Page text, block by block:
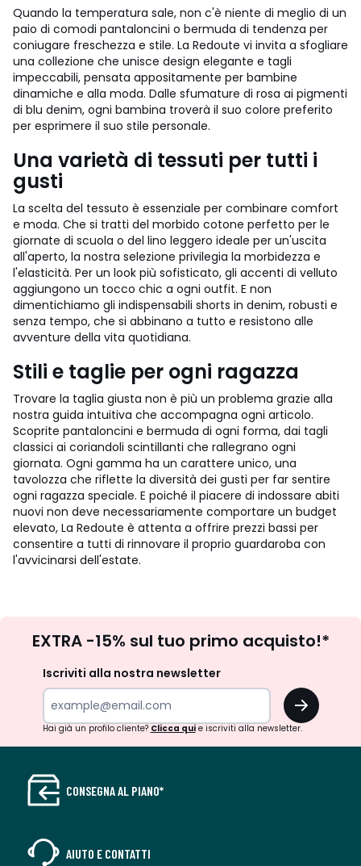
Quando la temperatura sale, non c'è niente di meglio di un
paio di comodi pantaloncini o bermuda di tendenza per
coniugare freschezza e stile. La Redoute vi invita a sfogliare
una collezione che unisce design elegante e tagli
impeccabili, pensata appositamente per bambine
dinamiche e alla moda. Dalle sfumature di rosa ai pigmenti
di blu denim, ogni bambina troverà il suo colore preferito
per esprimere il suo stile personale.
Una varietà di tessuti per tutti i
gusti
La scelta del tessuto è essenziale per combinare comfort
e moda. Che si tratti del morbido cotone perfetto per le
giornate di scuola o del lino leggero ideale per un'uscita
all'aperto, la nostra selezione privilegia la morbidezza e
l'elasticità. Per un look più sofisticato, gli accenti di velluto
aggiungono un tocco chic a ogni outfit. E non
dimentichiamo gli indispensabili shorts in denim, robusti e
senza tempo, che si abbinano a tutto e resistono alle
avventure della vita quotidiana.
Stili e taglie per ogni ragazza
Trovare la taglia giusta non è più un problema grazie alla
nostra guida intuitiva che accompagna ogni articolo.
Scoprite pantaloncini e bermuda di ogni forma, dai tagli
classici ai coriandoli scintillanti che rallegrano ogni
giornata. Ogni gamma ha un carattere unico, una
tavolozza che riflette la diversità dei gusti per far sentire
ogni ragazza speciale. E poiché il piacere di indossare abiti
nuovi non deve necessariamente comportare un budget
elevato, La Redoute è attenta a offrire prezzi bassi per
consentire a tutti di rinnovare il proprio guardaroba con
l'avvicinarsi dell'estate.
newsletter
EXTRA -15% sul tuo primo acquisto!*
Iscriviti alla nostra newsletter
OK
Hai già un profilo cliente? Clicca quie iscriviti alla newsletter.
CONSEGNA AL PIANO*
AIUTO E CONTATTI